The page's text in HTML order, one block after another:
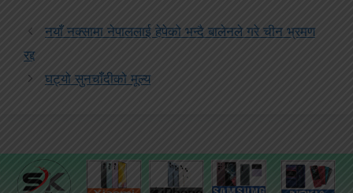
नयाँ नक्सामा नेपाललाई हेपेको भन्दै बालेनले गरे चीन भ्रमण
रद्द
घट्यो सुनचाँदीको मूल्य